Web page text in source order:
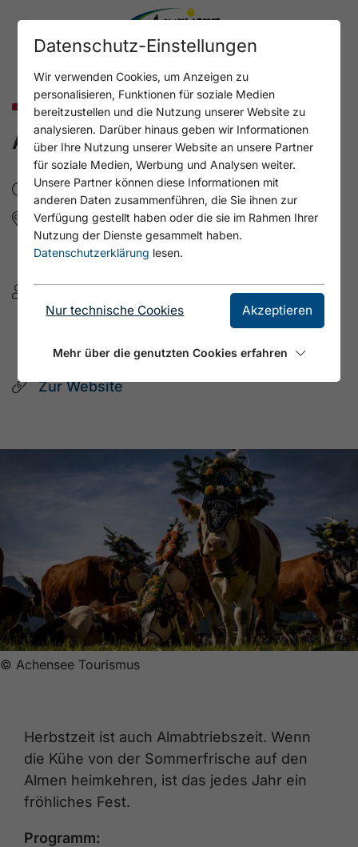
Kunst & Kultur
ALMABTRIEB GRAMAI
Fr, 18.9.2026- 10:00
Gramai Alm
Gramaistraße 1
6213 Pertisau am Achensee
Das Karwendel - Ihr Wellness Zuhause am
Achensee
info@karwendel-achensee.com
Zur Website
© Achensee Tourismus
Herbstzeit ist auch Almabtriebszeit. Wenn
die Kühe von der Sommerfrische auf den
Almen heimkehren, ist das jedes Jahr ein
fröhliches Fest.
Programm:
Datenschutz-Einstellungen
Wir verwenden Cookies, um Anzeigen zu
personalisieren, Funktionen für soziale Medien
bereitzustellen und die Nutzung unserer Website zu
analysieren. Darüber hinaus geben wir Informationen
über Ihre Nutzung unserer Website an unsere Partner
für soziale Medien, Werbung und Analysen weiter.
Unsere Partner können diese Informationen mit
anderen Daten zusammenführen, die Sie ihnen zur
Verfügung gestellt haben oder die sie im Rahmen Ihrer
Nutzung der Dienste gesammelt haben.
Datenschutzerklärung lesen.
Nur technische Cookies Akzeptieren
Mehr über die genutzten Cookies erfahren